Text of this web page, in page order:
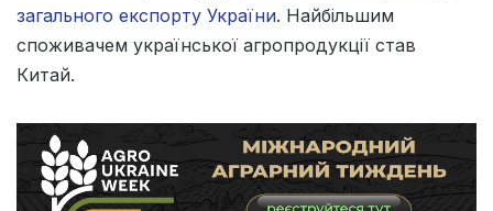
загального експорту України. Найбільшим
споживачем української агропродукції став
Китай.